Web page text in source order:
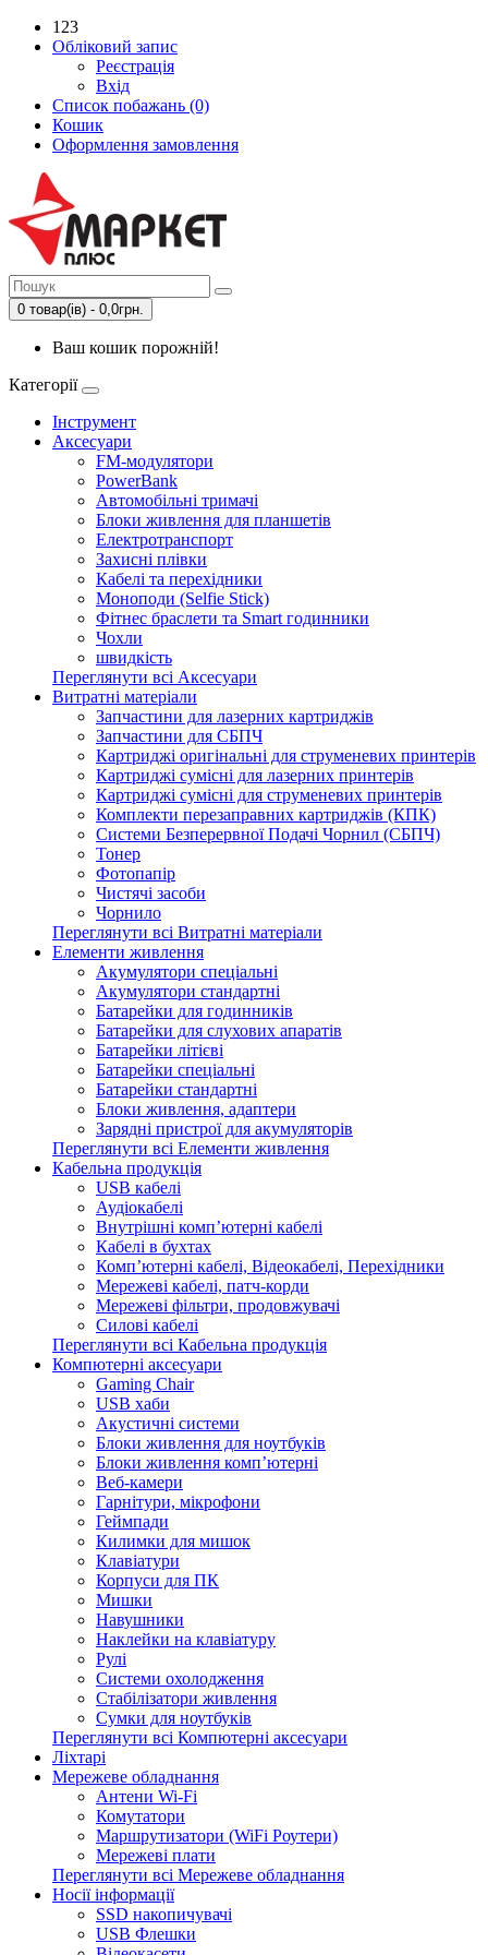
123
Обліковий запис
Реєстрація
Вхід
Список побажань (0)
Кошик
Оформлення замовлення
0 товар(ів) - 0,0грн.
Ваш кошик порожній!
Категорії
Інструмент
Аксесуари
FM-модулятори
PowerBank
Автомобільні тримачі
Блоки живлення для планшетів
Електротранспорт
Захисні плівки
Кабелі та перехідники
Моноподи (Selfie Stick)
Фітнес браслети та Smart годинники
Чохли
швидкість
Переглянути всі Аксесуари
Витратні матеріали
Запчастини для лазерних картриджів
Запчастини для СБПЧ
Картриджі оригінальні для струменевих принтерів
Картриджі сумісні для лазерних принтерів
Картриджі сумісні для струменевих принтерів
Комплекти перезаправних картриджів (КПК)
Системи Безперервної Подачі Чорнил (СБПЧ)
Тонер
Фотопапір
Чистячі засоби
Чорнило
Переглянути всі Витратні матеріали
Елементи живлення
Акумулятори спеціальні
Акумулятори стандартні
Батарейки для годинників
Батарейки для слухових апаратів
Батарейки літієві
Батарейки спеціальні
Батарейки стандартні
Блоки живлення, адаптери
Зарядні пристрої для акумуляторів
Переглянути всі Елементи живлення
Кабельна продукція
USB кабелі
Аудіокабелі
Внутрішні комп’ютерні кабелі
Кабелі в бухтах
Комп’ютерні кабелі, Відеокабелі, Перехідники
Мережеві кабелі, патч-корди
Мережеві фільтри, продовжувачі
Силові кабелі
Переглянути всі Кабельна продукція
Компютерні аксесуари
Gaming Chair
USB хаби
Акустичні системи
Блоки живлення для ноутбуків
Блоки живлення комп’ютерні
Веб-камери
Гарнітури, мікрофони
Геймпади
Килимки для мишок
Клавіатури
Корпуси для ПК
Мишки
Навушники
Наклейки на клавіатуру
Рулі
Системи охолодження
Стабілізатори живлення
Сумки для ноутбуків
Переглянути всі Компютерні аксесуари
Ліхтарі
Мережеве обладнання
Антени Wi-Fi
Комутатори
Маршрутизатори (WiFi Роутери)
Мережеві плати
Переглянути всі Мережеве обладнання
Носії інформації
SSD накопичувачі
USB Флешки